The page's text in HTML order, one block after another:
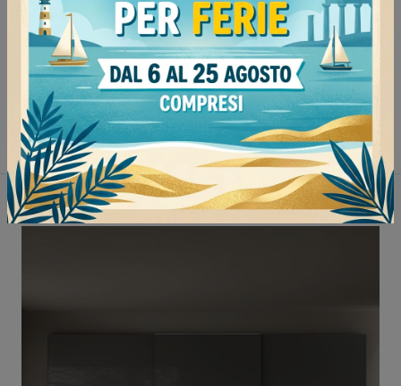
Armadi Sangiacomo Pavia
Armadi Sangiacomo Milano
Armadi Sangiacomo Mede
Armadi Sangiacomo Vigevano
Non perderti anche: